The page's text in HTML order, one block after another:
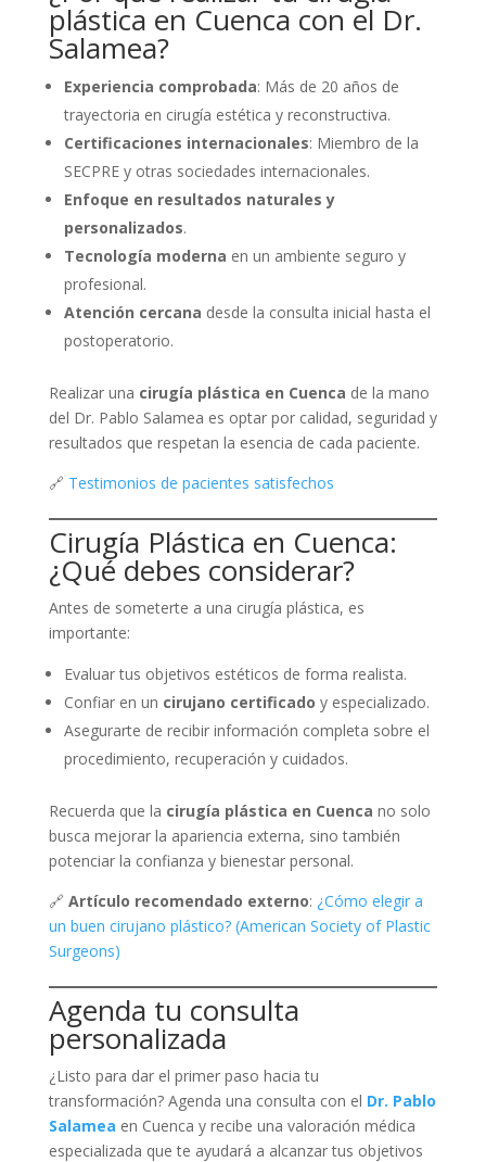
plástica en Cuenca con el Dr.
Salamea?
Experiencia comprobada: Más de 20 años de
trayectoria en cirugía estética y reconstructiva.
Certificaciones internacionales: Miembro de la
SECPRE y otras sociedades internacionales.
Enfoque en resultados naturales y
personalizados.
Tecnología moderna en un ambiente seguro y
profesional.
Atención cercana desde la consulta inicial hasta el
postoperatorio.
Realizar una cirugía plástica en Cuenca de la mano
del Dr. Pablo Salamea es optar por calidad, seguridad y
resultados que respetan la esencia de cada paciente.
🔗 Testimonios de pacientes satisfechos
Cirugía Plástica en Cuenca:
¿Qué debes considerar?
Antes de someterte a una cirugía plástica, es
importante:
Evaluar tus objetivos estéticos de forma realista.
Confiar en un cirujano certificado y especializado.
Asegurarte de recibir información completa sobre el
procedimiento, recuperación y cuidados.
Recuerda que la cirugía plástica en Cuenca no solo
busca mejorar la apariencia externa, sino también
potenciar la confianza y bienestar personal.
🔗 Artículo recomendado externo: ¿Cómo elegir a
un buen cirujano plástico? (American Society of Plastic
Surgeons)
Agenda tu consulta
personalizada
¿Listo para dar el primer paso hacia tu
transformación? Agenda una consulta con el Dr. Pablo
Salamea en Cuenca y recibe una valoración médica
especializada que te ayudará a alcanzar tus objetivos